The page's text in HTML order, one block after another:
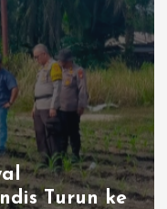
Turun ke